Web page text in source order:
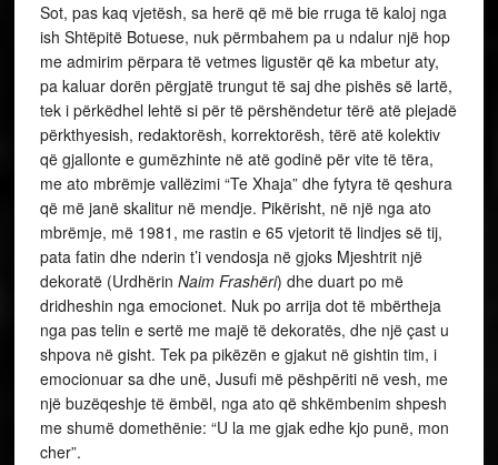
Sot, pas kaq vjetësh, sa herë që më bie rruga të kaloj nga
ish Shtëpitë Botuese, nuk përmbahem pa u ndalur një hop
me admirim përpara të vetmes ligustër që ka mbetur aty,
pa kaluar dorën përgjatë trungut të saj dhe pishës së lartë,
tek i përkëdhel lehtë si për të përshëndetur tërë atë plejadë
përkthyesish, redaktorësh, korrektorësh, tërë atë kolektiv
që gjallonte e gumëzhinte në atë godinë për vite të tëra,
me ato mbrëmje vallëzimi “Te Xhaja” dhe fytyra të qeshura
që më janë skalitur në mendje. Pikërisht, në një nga ato
mbrëmje, më 1981, me rastin e 65 vjetorit të lindjes së tij,
pata fatin dhe nderin t’i vendosja në gjoks Mjeshtrit një
dekoratë (Urdhërin Naim Frashëri) dhe duart po më
dridheshin nga emocionet. Nuk po arrija dot të mbërtheja
nga pas telin e sertë me majë të dekoratës, dhe një çast u
shpova në gisht. Tek pa pikëzën e gjakut në gishtin tim, i
emocionuar sa dhe unë, Jusufi më pëshpëriti në vesh, me
një buzëqeshje të ëmbël, nga ato që shkëmbenim shpesh
me shumë domethënie: “U la me gjak edhe kjo punë, mon
cher”.